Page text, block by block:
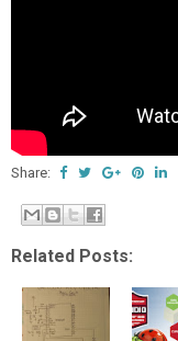
Share:
Related Posts: